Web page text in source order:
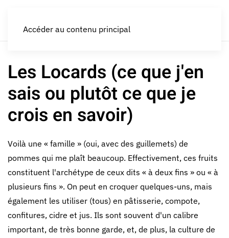
Accéder au contenu principal
Les Locards (ce que j'en
sais ou plutôt ce que je
crois en savoir)
Voilà une « famille » (oui, avec des guillemets) de
pommes qui me plaît beaucoup. Effectivement, ces fruits
constituent l'archétype de ceux dits « à deux fins » ou « à
plusieurs fins ». On peut en croquer quelques-uns, mais
également les utiliser (tous) en pâtisserie, compote,
confitures, cidre et jus. Ils sont souvent d'un calibre
important, de très bonne garde, et, de plus, la culture de